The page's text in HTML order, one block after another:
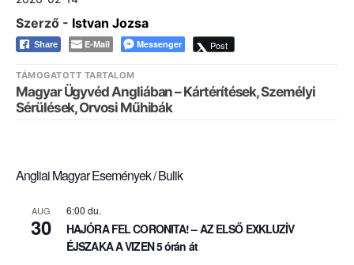
Szerző - Istvan Jozsa
Share E-Mail Messenger Post
TÁMOGATOTT TARTALOM
Magyar Ügyvéd Angliában – Kártérítések, Személyi
Sérülések, Orvosi Műhibák
Angliai Magyar Események / Bulik
AUG
30
6:00 du.
HAJÓRA FEL CORONITA! – AZ ELSŐ EXKLUZÍV
ÉJSZAKA A VIZEN 5 órán át